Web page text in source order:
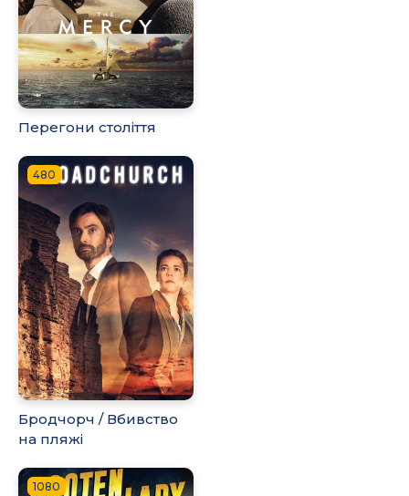
Перегони століття
480
Бродчорч / Вбивство
на пляжі
1080